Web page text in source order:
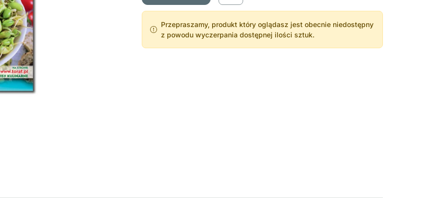
Przepraszamy, produkt który oglądasz jest obecnie niedostępny
z powodu wyczerpania dostępnej ilości sztuk.